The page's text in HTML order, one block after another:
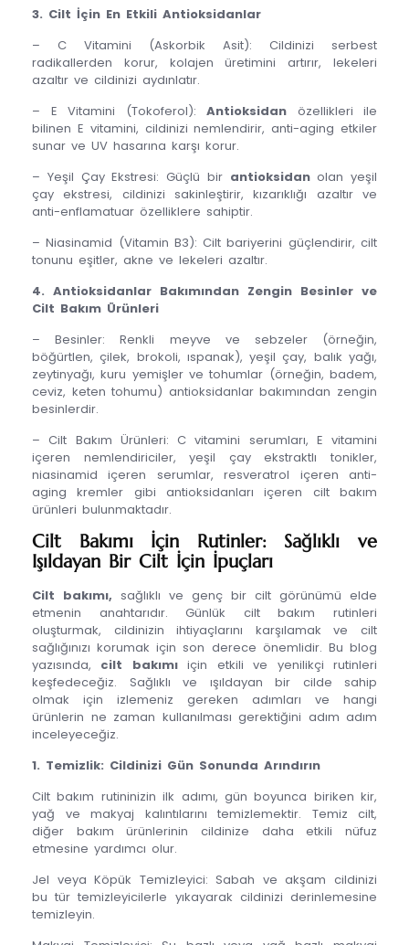
3. Cilt İçin En Etkili Antioksidanlar
– C Vitamini (Askorbik Asit): Cildinizi serbest
radikallerden korur, kolajen üretimini artırır, lekeleri
azaltır ve cildinizi aydınlatır.
– E Vitamini (Tokoferol): Antioksidan özellikleri ile
bilinen E vitamini, cildinizi nemlendirir, anti-aging etkiler
sunar ve UV hasarına karşı korur.
– Yeşil Çay Ekstresi: Güçlü bir antioksidanolan yeşil
çay ekstresi, cildinizi sakinleştirir, kızarıklığı azaltır ve
anti-enflamatuar özelliklere sahiptir.
– Niasinamid (Vitamin B3): Cilt bariyerini güçlendirir, cilt
tonunu eşitler, akne ve lekeleri azaltır.
4. Antioksidanlar Bakımından Zengin Besinler ve
Cilt Bakım Ürünleri
– Besinler: Renkli meyve ve sebzeler (örneğin,
böğürtlen, çilek, brokoli, ıspanak), yeşil çay, balık yağı,
zeytinyağı, kuru yemişler ve tohumlar (örneğin, badem,
ceviz, keten tohumu) antioksidanlar bakımından zengin
besinlerdir.
– Cilt Bakım Ürünleri: C vitamini serumları, E vitamini
içeren nemlendiriciler, yeşil çay ekstraktlı tonikler,
niasinamid içeren serumlar, resveratrol içeren anti-
aging kremler gibi antioksidanları içeren cilt bakım
ürünleri bulunmaktadır.
Cilt Bakımı İçin Rutinler: Sağlıklı ve
Işıldayan Bir Cilt İçin İpuçları
Cilt bakımı, sağlıklı ve genç bir cilt görünümü elde
etmenin anahtarıdır. Günlük cilt bakım rutinleri
oluşturmak, cildinizin ihtiyaçlarını karşılamak ve cilt
sağlığınızı korumak için son derece önemlidir. Bu blog
yazısında, cilt bakımıiçin etkili ve yenilikçi rutinleri
keşfedeceğiz. Sağlıklı ve ışıldayan bir cilde sahip
olmak için izlemeniz gereken adımları ve hangi
ürünlerin ne zaman kullanılması gerektiğini adım adım
inceleyeceğiz.
1. Temizlik: Cildinizi Gün Sonunda Arındırın
Cilt bakım rutininizin ilk adımı, gün boyunca biriken kir,
yağ ve makyaj kalıntılarını temizlemektir. Temiz cilt,
diğer bakım ürünlerinin cildinize daha etkili nüfuz
etmesine yardımcı olur.
Jel veya Köpük Temizleyici: Sabah ve akşam cildinizi
bu tür temizleyicilerle yıkayarak cildinizi derinlemesine
temizleyin.